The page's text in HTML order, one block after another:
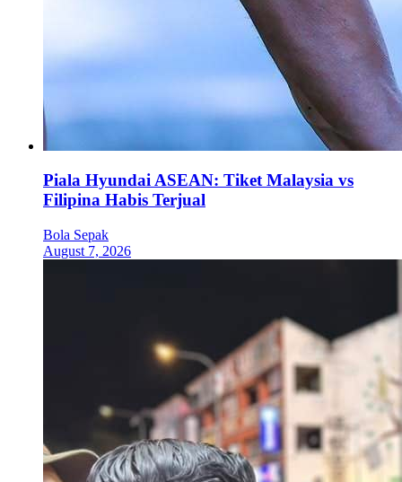
Piala Hyundai ASEAN: Tiket Malaysia vs
Filipina Habis Terjual
Bola Sepak
August 7, 2026